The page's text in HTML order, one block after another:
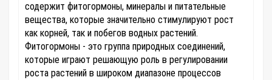
содержит фитогормоны, минералы и питательные
вещества, которые значительно стимулируют рост
как корней, так и побегов водных растений.
Фитогормоны - это группа природных соединений,
которые играют решающую роль в регулировании
роста растений в широком диапазоне процессов